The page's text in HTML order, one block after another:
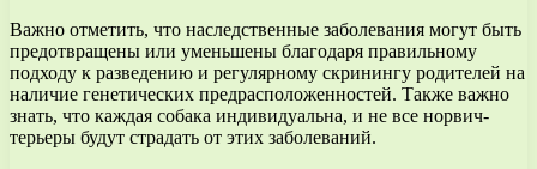
Важно отметить, что наследственные заболевания могут быть
предотвращены или уменьшены благодаря правильному
подходу к разведению и регулярному скринингу родителей на
наличие генетических предрасположенностей. Также важно
знать, что каждая собака индивидуальна, и не все норвич-
терьеры будут страдать от этих заболеваний.